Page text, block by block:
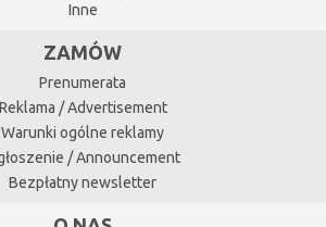
Inne
ZAMÓW
Prenumerata
Reklama / Advertisement
Warunki ogólne reklamy
/ Announcement
Bezpłatny newsletter